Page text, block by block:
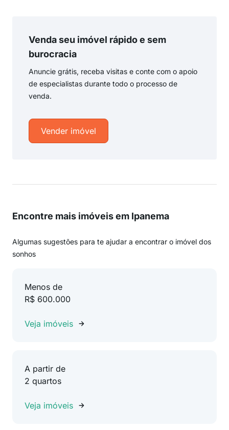
Venda seu imóvel rápido e sem
burocracia
Anuncie grátis, receba visitas e conte com o apoio
de especialistas durante todo o processo de
venda.
Vender imóvel
Encontre mais imóveis em Ipanema
Algumas sugestões para te ajudar a encontrar o imóvel dos
sonhos
Menos de
R$ 600.000
Veja imóveis
A partir de
2 quartos
Veja imóveis